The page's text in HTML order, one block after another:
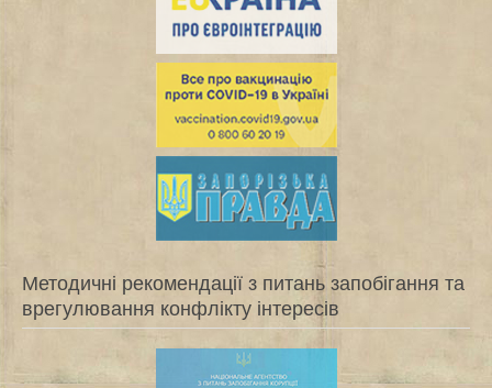
Методичні рекомендації з питань запобігання та
врегулювання конфлікту інтересів